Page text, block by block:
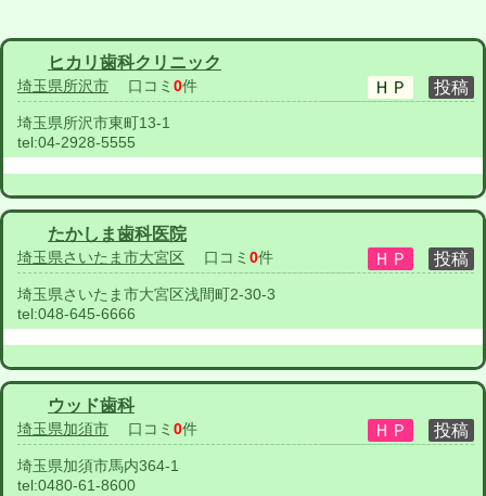
ヒカリ歯科クリニック
埼玉県所沢市 口コミ 0件
埼玉県所沢市東町13-1
tel:04-2928-5555
たかしま歯科医院
埼玉県さいたま市大宮区 口コミ 0件
埼玉県さいたま市大宮区浅間町2-30-3
tel:048-645-6666
ウッド歯科
埼玉県加須市 口コミ 0件
埼玉県加須市馬内364-1
tel:0480-61-8600